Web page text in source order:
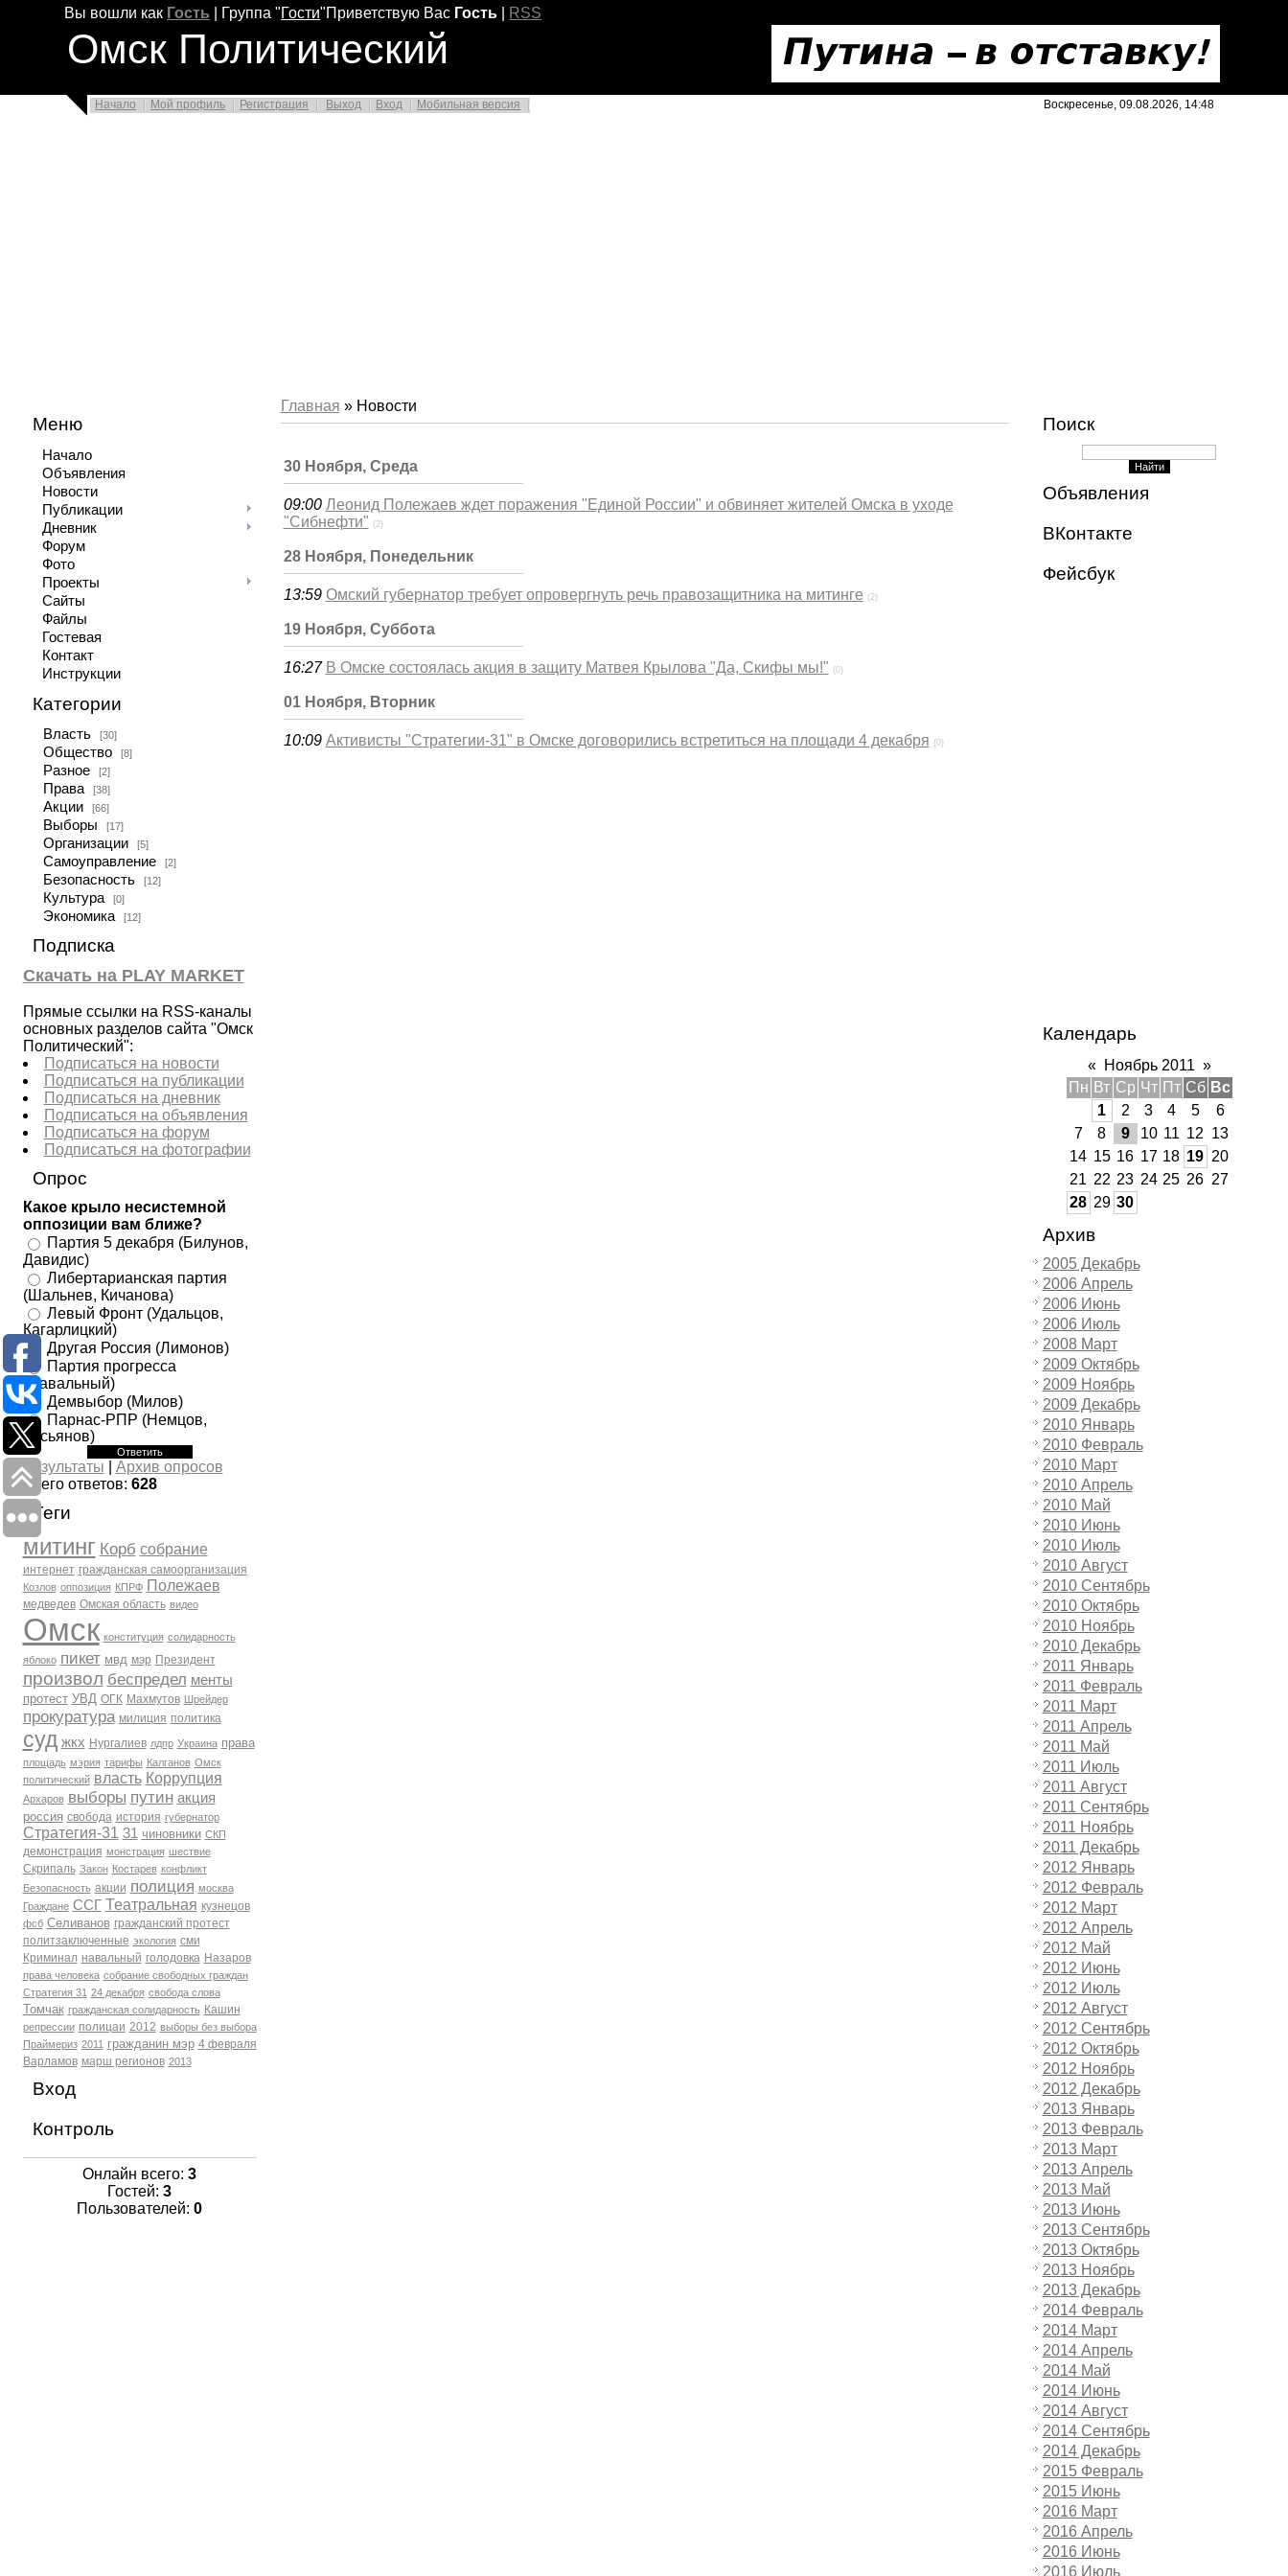
Вы вошли как Гость Группа "Гости"Приветствую Вас Гость RSS
Омск Политический
Начало Мой профиль Регистрация Выход Вход Мобильная версия Воскресенье, 09.08.2026, 14:48
Меню
Начало
Объявления
Новости
Публикации
Дневник
Форум
Фото
Проекты
Сайты
Файлы
Гостевая
Контакт
Инструкции
Категории
Власть [30]
Общество [8]
Разное [2]
Права [38]
Акции [66]
Выборы [17]
Организации [5]
Самоуправление [2]
Безопасность [12]
Культура [0]
Экономика [12]
Подписка
Скачать на PLAY MARKET
Прямые ссылки на RSS-каналы
основных разделов сайта "Омск
Политический":
Подписаться на новости
Подписаться на публикации
Подписаться на дневник
Подписаться на объявления
Подписаться на форум
Подписаться на фотографии
Опрос
Какое крыло несистемной
оппозиции вам ближе?
Партия 5 декабря (Билунов,
Давидис)
Либертарианская партия
(Шальнев, Кичанова)
Левый Фронт (Удальцов,
Кагарлицкий)
Другая Россия (Лимонов)
Партия прогресса
(Навальный)
Демвыбор (Милов)
Парнас-РПР (Немцов,
Касьянов)
Результаты
Архив опросов
Всего ответов: 628
Теги
митинг Корб собрание
интернет гражданская самоорганизация
Козлов оппозиция КПРФ Полежаев
медведев Омская область видео
Омск конституция солидарность
яблоко пикет мвд мэр Президент
произвол беспредел менты
протест УВД ОГК Махмутов Шрейдер
прокуратура милиция политика
суд жкх Нургалиев лдпр Украина права
площадь мэрия тарифы Калганов Омск
политический власть Коррупция
Архаров выборы путин акция
россия свобода история губернатор
Стратегия-31 31 чиновники СКП
демонстрация монстрация шествие
Скрипаль Закон Костарев конфликт
Безопасность акции полиция москва
Граждане ССГ Театральная кузнецов
фсб Селиванов гражданский протест
политзаключенные экология сми
Криминал навальный голодовка Назаров
права человека собрание свободных граждан
Стратегия 31 24 декабря свобода слова
Томчак гражданская солидарность Кашин
репрессии полицаи 2012 выборы без выбора
Праймериз 2011 гражданин мэр 4 февраля
Варламов марш регионов 2013
Вход
Контроль
Онлайн всего: 3
Гостей: 3
Пользователей: 0
Главная » Новости
30 Ноября, Среда
09:00 Леонид Полежаев ждет поражения "Единой России" и обвиняет жителей Омска в уходе
"Сибнефти" (2)
28 Ноября, Понедельник
13:59 Омский губернатор требует опровергнуть речь правозащитника на митинге (2)
19 Ноября, Суббота
16:27 В Омске состоялась акция в защиту Матвея Крылова "Да, Скифы мы!" (0)
01 Ноября, Вторник
10:09 Активисты "Стратегии-31" в Омске договорились встретиться на площади 4 декабря (0)
Поиск
Объявления
ВКонтакте
Фейсбук
Календарь
« Ноябрь 2011 »
Пн Вт Ср Чт Пт Сб Вс
1
2 3 4 5
6
7
8 9 10 11 12 13
14 15 16 17 18 19 20
21 22 23 24 25 26 27
28 29 30
Архив
2005 Декабрь
2006 Апрель
2006 Июнь
2006 Июль
2008 Март
2009 Октябрь
2009 Ноябрь
2009 Декабрь
2010 Январь
2010 Февраль
2010 Март
2010 Апрель
2010 Май
2010 Июнь
2010 Июль
2010 Август
2010 Сентябрь
2010 Октябрь
2010 Ноябрь
2010 Декабрь
2011 Январь
2011 Февраль
2011 Март
2011 Апрель
2011 Май
2011 Июль
2011 Август
2011 Сентябрь
2011 Ноябрь
2011 Декабрь
2012 Январь
2012 Февраль
2012 Март
2012 Апрель
2012 Май
2012 Июнь
2012 Июль
2012 Август
2012 Сентябрь
2012 Октябрь
2012 Ноябрь
2012 Декабрь
2013 Январь
2013 Февраль
2013 Март
2013 Апрель
2013 Май
2013 Июнь
2013 Сентябрь
2013 Октябрь
2013 Ноябрь
2013 Декабрь
2014 Февраль
2014 Март
2014 Апрель
2014 Май
2014 Июнь
2014 Август
2014 Сентябрь
2014 Декабрь
2015 Февраль
2015 Июнь
2016 Март
2016 Апрель
2016 Июнь
2016 Июль